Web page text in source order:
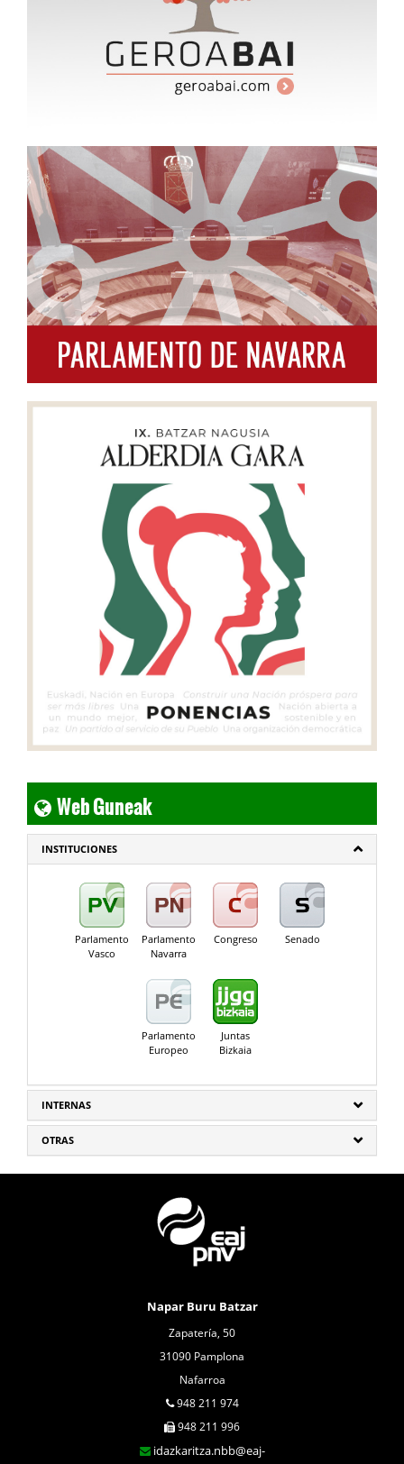
Web Guneak
INSTITUCIONES
Parlamento
Vasco
Parlamento
Navarra
Congreso Senado
Parlamento
Europeo
Juntas
Bizkaia
INTERNAS
OTRAS
Napar Buru Batzar
Zapatería, 50
31090 Pamplona
Nafarroa
948 211 974
948 211 996
idazkaritza.nbb@eaj-